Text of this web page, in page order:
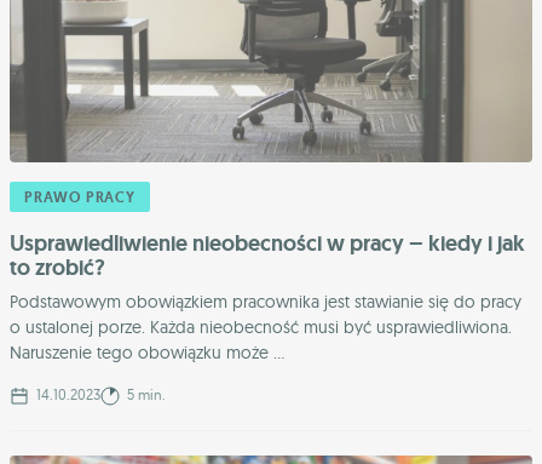
PRAWO PRACY
Usprawiedliwienie nieobecności w pracy – kiedy i jak
to zrobić?
Podstawowym obowiązkiem pracownika jest stawianie się do pracy
o ustalonej porze. Każda nieobecność musi być usprawiedliwiona.
Naruszenie tego obowiązku może ...
14.10.2023 5 min.